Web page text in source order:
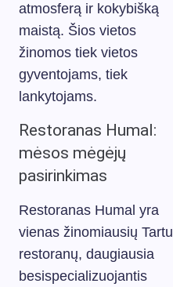
atmosferą ir kokybišką
maistą. Šios vietos
žinomos tiek vietos
gyventojams, tiek
lankytojams.
Restoranas Humal:
mėsos mėgėjų
pasirinkimas
Restoranas Humal yra
vienas žinomiausių Tartu
restoranų, daugiausia
besispecializuojantis